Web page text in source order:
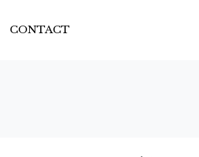
CONTACT